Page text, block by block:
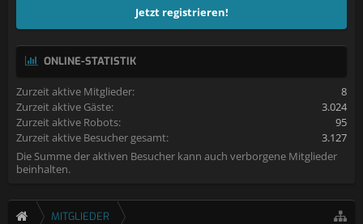
Jetzt registrieren!
ONLINE-STATISTIK
Zurzeit aktive Mitglieder:
8
Zurzeit aktive Gäste:
3.024
Zurzeit aktive Robots:
95
Zurzeit aktive Besucher gesamt:
3.127
Die Summe der aktiven Besucher kann auch verborgene Mitglieder
beinhalten.
MITGLIEDER